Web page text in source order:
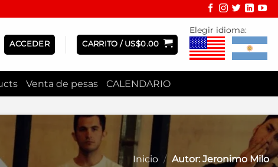
ACCEDER CARRITO / US$0.00
Elegir idioma:
Venta de pesas CALENDARIO
Inicio / Autor: Jeronimo Milo